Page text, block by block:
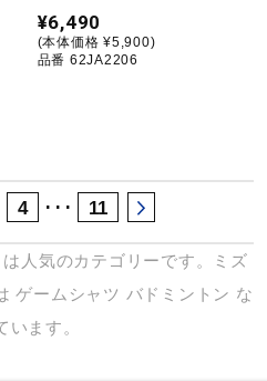
¥6,490
(本体価格 ¥5,900)
品番 62JA2206
4 ･･･ 11
は人気のカテゴリーです。ミズ
ゲームシャツ バドミントン な
ます。